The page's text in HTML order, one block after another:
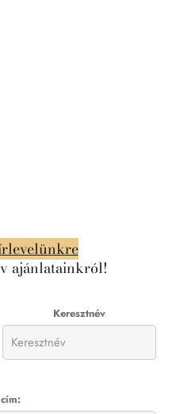
ajánlatainkról!
Keresztnév